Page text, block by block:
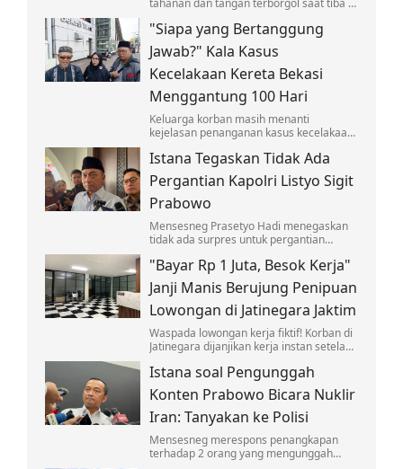
tahanan dan tangan terborgol saat tiba di
tersangka kasus TPPU.
"Siapa yang Bertanggung
Jawab?" Kala Kasus
Kecelakaan Kereta Bekasi
Menggantung 100 Hari
Keluarga korban masih menanti
kejelasan penanganan kasus kecelakaan
dan KRL di Stasiun Bekasi Timur.
Istana Tegaskan Tidak Ada
Pergantian Kapolri Listyo Sigit
Prabowo
Mensesneg Prasetyo Hadi menegaskan
tidak ada surpres untuk pergantian
"Bayar Rp 1 Juta, Besok Kerja"
Janji Manis Berujung Penipuan
Lowongan di Jatinegara Jaktim
Waspada lowongan kerja fiktif! Korban di
Jatinegara dijanjikan kerja instan setelah
berujung penipuan yang viral di medsos.
Istana soal Pengunggah
Konten Prabowo Bicara Nuklir
Iran: Tanyakan ke Polisi
Mensesneg merespons penangkapan
terhadap 2 orang yang mengunggah